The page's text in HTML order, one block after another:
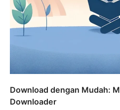
Download dengan Mudah:
Downloader